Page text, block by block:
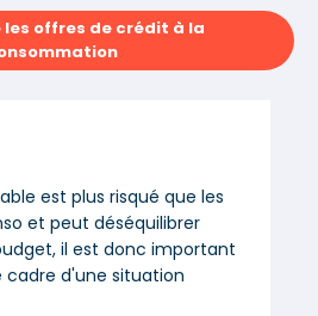
les offres de crédit à la
est plus risqué que les
et peut déséquilibrer
il est donc important
cadre d'une situation